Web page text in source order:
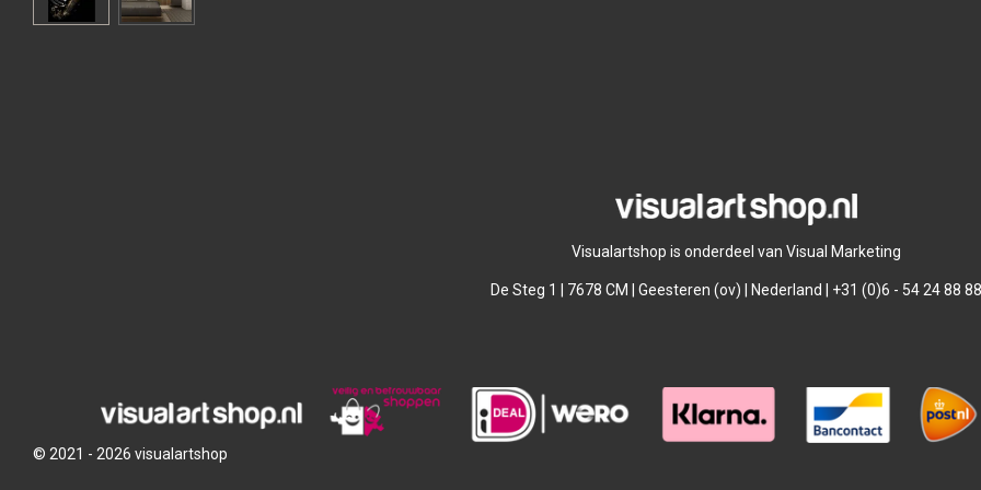
Visualartshop is onderdeel van Visual Marketing
De Steg 1 | 7678 CM | Geesteren (ov) | Nederland | +31 (0)6 - 54 24 88 88
© 2021 - 2026 visualartshop